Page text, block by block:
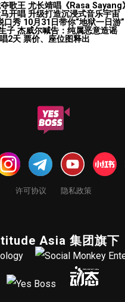
歌王 尤长靖唱《Rasa Sayang
开唱 升级打造沉浸式音乐宇宙
秀 10月31日带你“地狱一日游”
子 杰威尔喊告：纯属恶意造谣
2天 票价、座位图释出
许可协议 隐私政策
Asia 集团旗下